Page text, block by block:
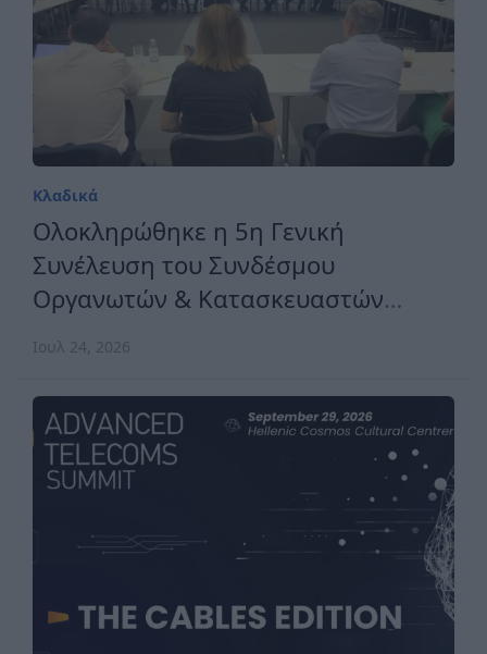
Κλαδικά
Ολοκληρώθηκε η 5η Γενική
Συνέλευση του Συνδέσμου
Οργανωτών & Κατασκευαστών
Ιουλ 24, 2026